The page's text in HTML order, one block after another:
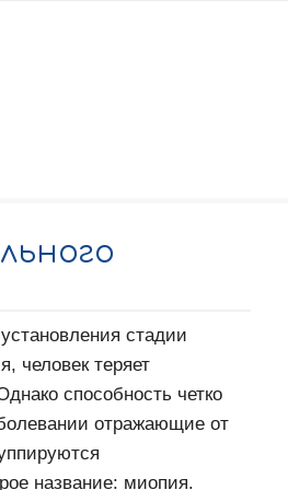
стадии
человек теряет
способность четко
отражающие от
название: миопия.